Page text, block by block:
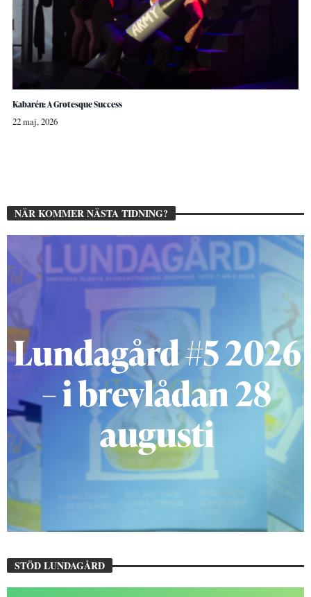
Kabarén: A Grotesque Success
22 maj, 2026
NÄR KOMMER NÄSTA TIDNING?
STÖD LUNDAGÅRD